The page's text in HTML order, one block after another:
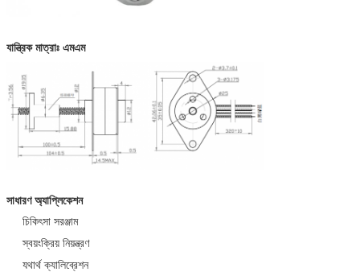
যান্ত্রিক মাত্রাঃ এমএম
সাধারণ অ্যাপ্লিকেশন
চিকিৎসা সরঞ্জাম
স্বয়ংক্রিয় নিয়ন্ত্রণ
যথার্থ ক্যালিব্রেশন